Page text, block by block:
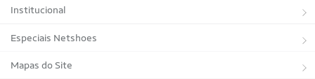
Institucional
Sobre a Netshoes
Política de Privacidade
Especiais Netshoes
Suplementos
Mapas do Site